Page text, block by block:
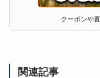
クーポンや
関連記事